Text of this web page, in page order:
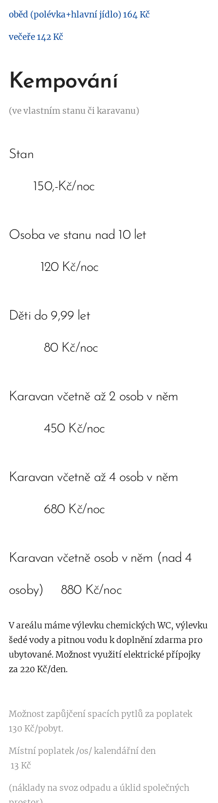
oběd (polévka+hlavní jídlo) 164 Kč
večeře 142 Kč
Kempování
(ve vlastním stanu či karavanu)
Stan
150,-Kč/noc
Osoba ve stanu nad 10 let
120 Kč/noc
Děti do 9,99 let
80 Kč/noc
Karavan včetně až 2 osob v něm
450 Kč/noc
Karavan včetně až 4 osob v něm
680 Kč/noc
Karavan včetně osob v něm (nad 4
osoby) 880 Kč/noc
V areálu máme výlevku chemických WC, výlevku
šedé vody a pitnou vodu k doplnění zdarma pro
ubytované. Možnost využití elektrické přípojky
za 220 Kč/den.
Možnost zapůjčení spacích pytlů za poplatek
130 Kč/pobyt.
Místní poplatek /os/ kalendářní den
13 Kč
(náklady na svoz odpadu a úklid společných